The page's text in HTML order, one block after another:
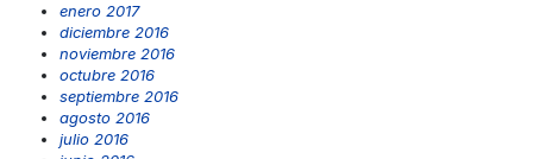
enero 2017
diciembre 2016
noviembre 2016
octubre 2016
septiembre 2016
agosto 2016
julio 2016